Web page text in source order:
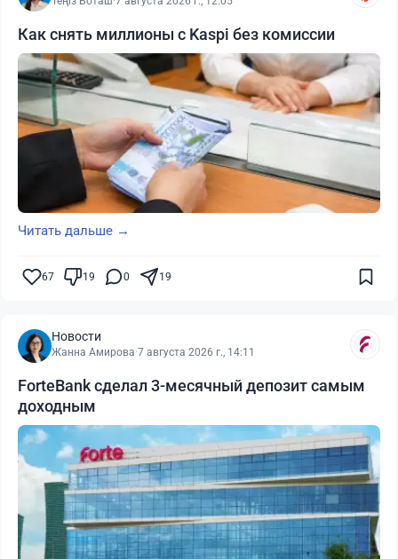
Как снять миллионы с Kaspi без комиссии
Читать дальше →
67 19 0 19
Новости
Жанна Амирова·7 августа 2026 г., 14:11
ForteBank сделал 3-месячный депозит самым
доходным